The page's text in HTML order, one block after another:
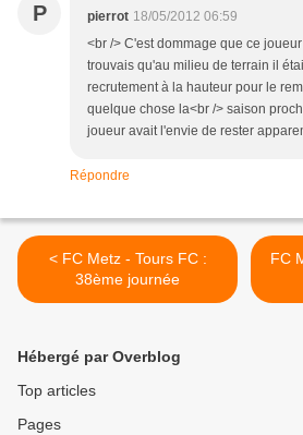
P pierrot 18/05/2012 06:59
<br /> C'est dommage que ce
trouvais qu'au milieu de terrain il
recrutement à la hauteur pour le
quelque chose la<br /> saison
joueur avait l'envie de rester
Répondre
< FC Metz - Tours FC :
38ème journée
FC
Hébergé par Overblog
Top articles
Pages